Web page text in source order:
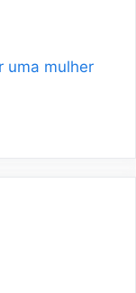
uma mulher